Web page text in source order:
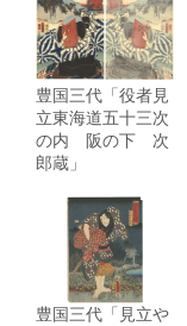
豊国三代「役者見
立東海道五十三次
の内 阪の下 次
郎蔵」
豊国三代「見立や